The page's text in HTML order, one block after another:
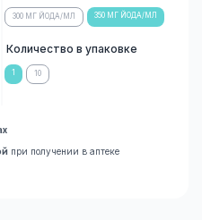
300 МГ ЙОДА/МЛ 350 МГ ЙОДА/МЛ
Количество в упаковке
1 10
при получении в аптеке